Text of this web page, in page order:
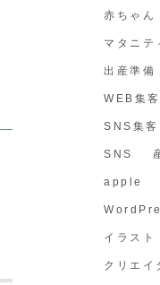
赤ちゃん
マタニテ
出産準備
WEB集客
SNS集客
SNS
apple
イラスト
クリエイ